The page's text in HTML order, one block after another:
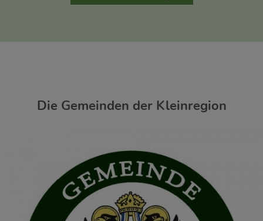
Die Gemeinden der Kleinregion